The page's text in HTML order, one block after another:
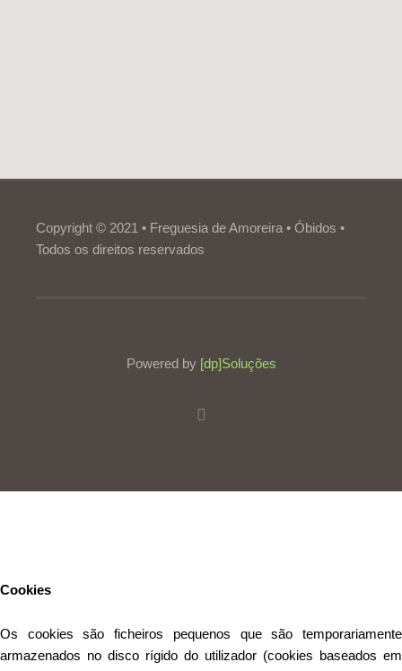
Copyright © 2021 • Freguesia de Amoreira • Óbidos •
Todos os direitos reservados
Powered by [dp]Soluções
Cookies
Os cookies são ficheiros pequenos que são temporariamente
armazenados no disco rígido do utilizador (cookies baseados em